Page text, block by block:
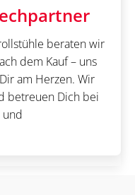
beraten wir
dem Kauf – uns
am Herzen. Wir
betreuen Dich bei
und